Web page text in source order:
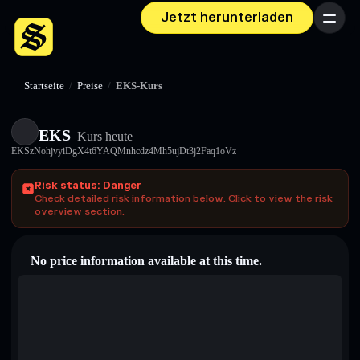
Jetzt herunterladen Menü
Startseite / Preise / EKS-Kurs
EKS Kurs heute
EKSzNohjvyiDgX4t6YAQMnhcdz4Mh5ujDt3j2Faq1oVz
Risk status: Danger
Check detailed risk information below. Click to view the risk
overview section.
No price information available at this time.